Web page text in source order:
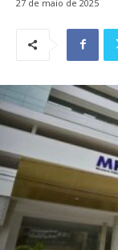
27 de maio de 2025